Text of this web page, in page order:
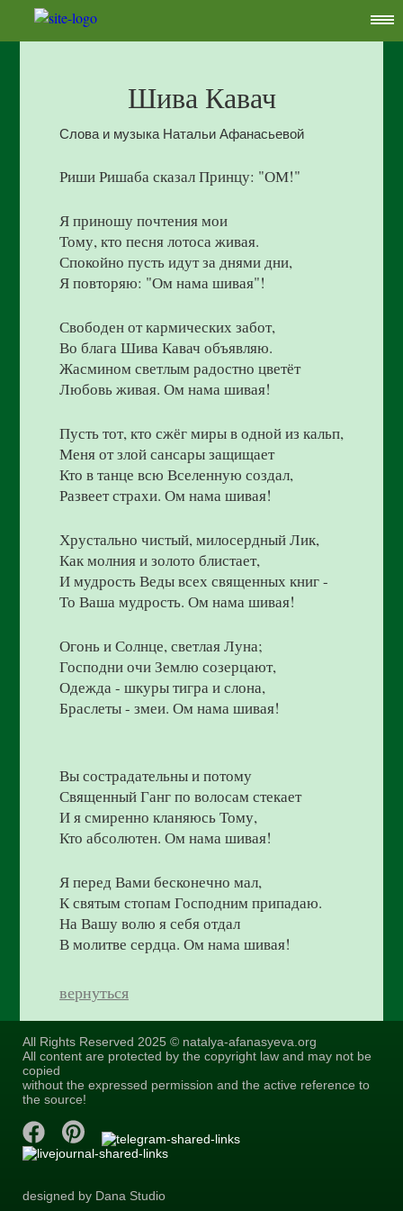
Шива Кавач
Слова и музыка Натальи Афанасьевой
Риши Ришаба сказал Принцу: "ОМ!"
Я приношу почтения мои
Тому, кто песня лотоса живая.
Спокойно пусть идут за днями дни,
Я повторяю: "Ом нама шивая"!
Свободен от кармических забот,
Во блага Шива Кавач объявляю.
Жасмином светлым радостно цветёт
Любовь живая. Ом нама шивая!
Пусть тот, кто сжёг миры в одной из кальп,
Меня от злой сансары защищает
Кто в танце всю Вселенную создал,
Развеет страхи. Ом нама шивая!
Хрустально чистый, милосердный Лик,
Как молния и золото блистает,
И мудрость Веды всех священных книг -
То Ваша мудрость. Ом нама шивая!
Огонь и Солнце, светлая Луна;
Господни очи Землю созерцают,
Одежда - шкуры тигра и слона,
Браслеты - змеи. Ом нама шивая!
Вы сострадательны и потому
Священный Ганг по волосам стекает
И я смиренно кланяюсь Тому,
Кто абсолютен. Ом нама шивая!
Я перед Вами бесконечно мал,
К святым стопам Господним припадаю.
На Вашу волю я себя отдал
В молитве сердца. Ом нама шивая!
вернуться
All Rights Reserved 2025 © natalya-afanasyeva.org
All content are protected by the copyright law and may not be
copied
without the expressed permission and the active reference to
the source!
designed by Dana Studio